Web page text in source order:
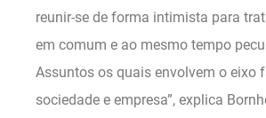
reunir-se de forma intimista para
em comum e ao mesmo tempo
Assuntos os quais envolvem o eixo
sociedade e empresa”, explica